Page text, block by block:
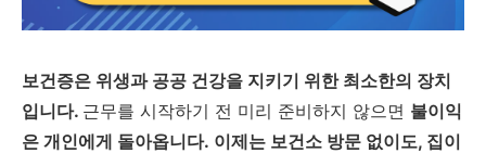
보건증은 위생과 공공 건강을 지키기 위한 최소한의 장치
입니다. 근무를 시작하기 전 미리 준비하지 않으면 불이익
은 개인에게 돌아옵니다. 이제는 보건소 방문 없이도, 집이